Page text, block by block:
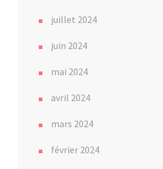
juillet 2024
juin 2024
mai 2024
avril 2024
mars 2024
février 2024